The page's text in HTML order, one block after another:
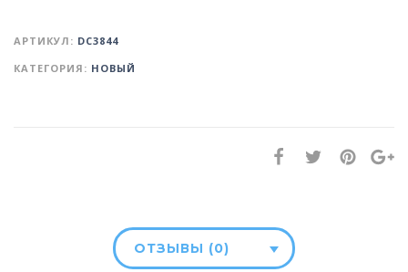
АРТИКУЛ: DC3844
КАТЕГОРИЯ: НОВЫЙ
ОТЗЫВЫ (0)